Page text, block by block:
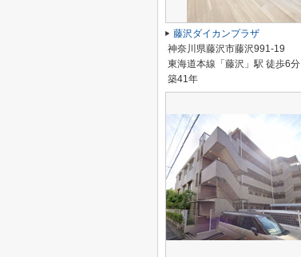
藤沢ダイカンプラザ
神奈川県藤沢市藤沢991-19
東海道本線「藤沢」駅 徒歩6分
築41年